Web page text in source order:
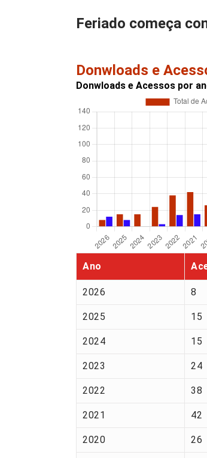
Feriado começa
Donwloads e
Donwloads e Acessos por
Ano
2026 8
2025 15
2024 15
2023 24
2022 38
2021 42
2020 26